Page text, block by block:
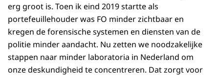
erg groot is. Toen ik eind 2019 startte als
portefeuillehouder was FO minder zichtbaar en
kregen de forensische systemen en diensten van de
politie minder aandacht. Nu zetten we noodzakelijke
stappen naar minder laboratoria in Nederland om
onze deskundigheid te concentreren. Dat zorgt voor